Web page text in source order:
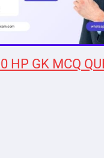
HP GK MCQ